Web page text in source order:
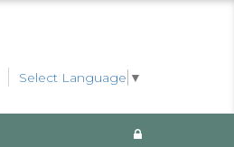
Select Language ▼